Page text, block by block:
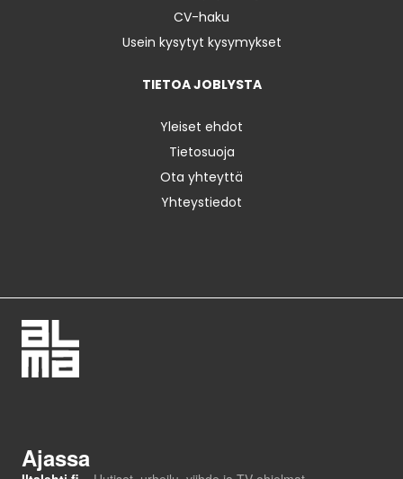
CV-haku
Usein kysytyt kysymykset
TIETOA JOBLYSTA
Yleiset ehdot
Tietosuoja
Ota yhteyttä
Yhteystiedot